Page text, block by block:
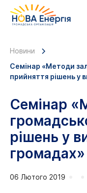
Новини
Семінар «Методи
прийняття рішень у
Семінар
рішень у
громадах»
06 Лютого 2019